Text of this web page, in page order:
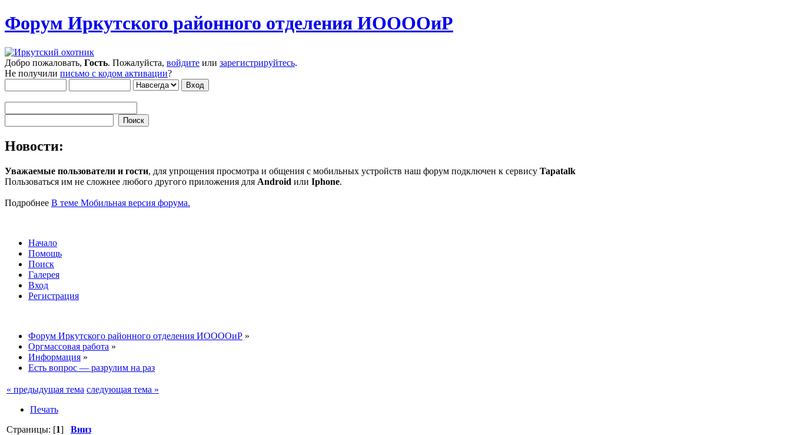
Форум Иркутского районного отделения ИООООиР
Добро пожаловать, Гость. Пожалуйста, войдите или зарегистрируйтесь.
Не получили письмо с кодом активации?
Новости:
Уважаемые пользователи и гости, для упрощения просмотра и общения с мобильных устройств наш форум подключен к сервису Tapatalk
Пользоваться им не сложнее любого другого приложения для Android или Iphone.
Подробнее В теме Мобильная версия форума.
Начало
Помощь
Поиск
Галерея
Вход
Регистрация
Форум Иркутского районного отделения ИООООиР »
Оргмассовая работа »
Информация »
Есть вопрос — разрулим на раз
« предыдущая тема следующая тема »
Печать
Страницы: [1] Вниз